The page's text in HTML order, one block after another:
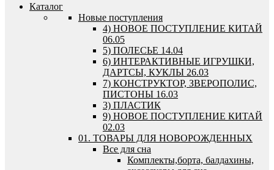
Каталог
Новые поступления
4) НОВОЕ ПОСТУПЛЕНИЕ КИТАЙ
06.05
5) ПОЛЕСЬЕ 14.04
6) ИНТЕРАКТИВНЫЕ ИГРУШКИ,
ДАРТСЫ, КУКЛЫ 26.03
7) КОНСТРУКТОР, ЗВЕРОПОЛИС,
ПИСТОНЫ 16.03
3) ПЛАСТИК
9) НОВОЕ ПОСТУПЛЕНИЕ КИТАЙ
02.03
01. ТОВАРЫ ДЛЯ НОВОРОЖДЕННЫХ
Все для сна
Комплекты,борта, балдахины,